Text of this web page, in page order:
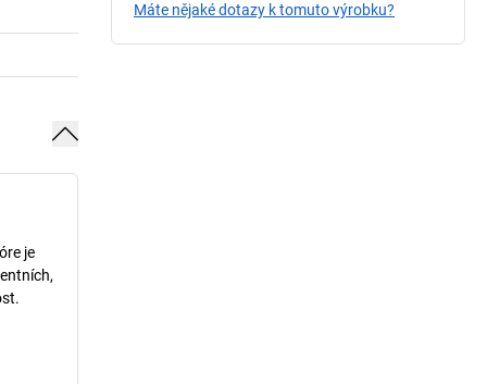
je
Máte nějaké dotazy k tomuto výrobku?